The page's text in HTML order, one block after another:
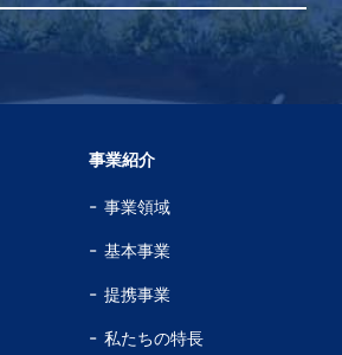
事業紹介
事業領域
基本事業
提携事業
私たちの特長